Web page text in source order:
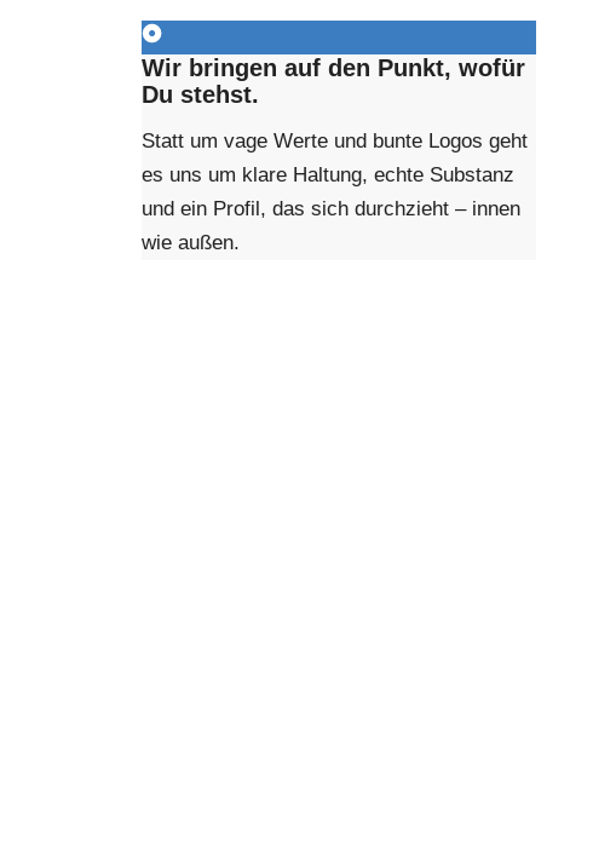
Wir bringen auf den Punkt, wofür
Du stehst.
Statt um vage Werte und bunte Logos geht
es uns um klare Haltung, echte Substanz
und ein Profil, das sich durchzieht – innen
wie außen.